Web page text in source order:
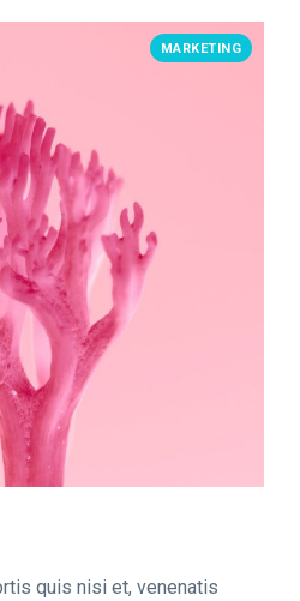
MARKETING
quis nisi et, venenatis